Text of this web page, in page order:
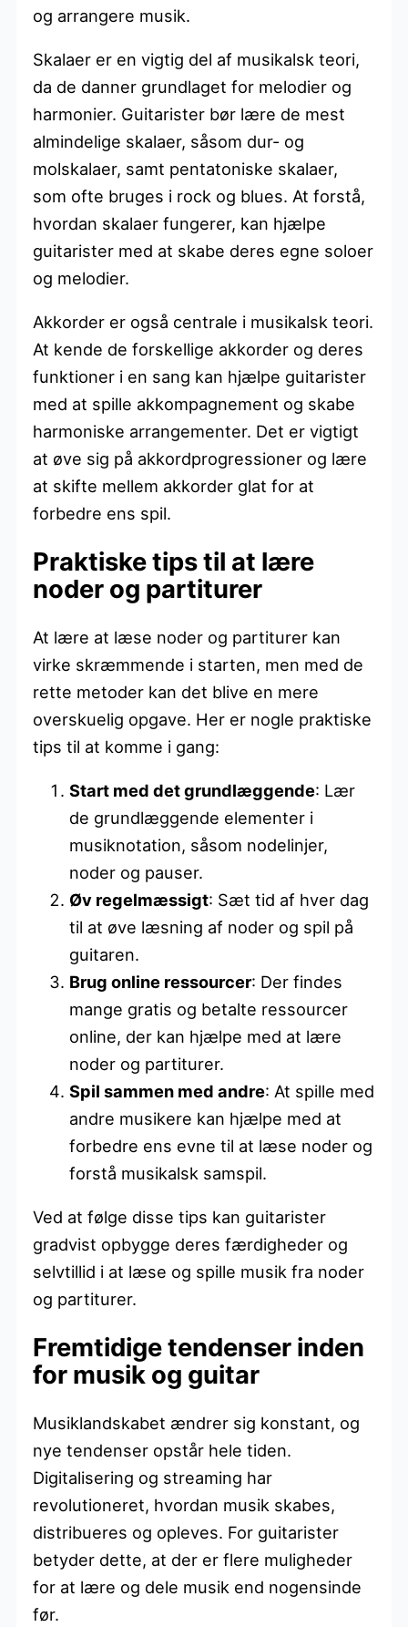
og arrangere musik.
Skalaer er en vigtig del af musikalsk teori,
da de danner grundlaget for melodier og
harmonier. Guitarister bør lære de mest
almindelige skalaer, såsom dur- og
molskalaer, samt pentatoniske skalaer,
som ofte bruges i rock og blues. At forstå,
hvordan skalaer fungerer, kan hjælpe
guitarister med at skabe deres egne soloer
og melodier.
Akkorder er også centrale i musikalsk teori.
At kende de forskellige akkorder og deres
funktioner i en sang kan hjælpe guitarister
med at spille akkompagnement og skabe
harmoniske arrangementer. Det er vigtigt
at øve sig på akkordprogressioner og lære
at skifte mellem akkorder glat for at
forbedre ens spil.
Praktiske tips til at lære
noder og partiturer
At lære at læse noder og partiturer kan
virke skræmmende i starten, men med de
rette metoder kan det blive en mere
overskuelig opgave. Her er nogle praktiske
tips til at komme i gang:
Start med det grundlæggende: Lær
de grundlæggende elementer i
musiknotation, såsom nodelinjer,
noder og pauser.
Øv regelmæssigt: Sæt tid af hver dag
til at øve læsning af noder og spil på
guitaren.
Brug online ressourcer: Der findes
mange gratis og betalte ressourcer
online, der kan hjælpe med at lære
noder og partiturer.
Spil sammen med andre: At spille med
andre musikere kan hjælpe med at
forbedre ens evne til at læse noder og
forstå musikalsk samspil.
Ved at følge disse tips kan guitarister
gradvist opbygge deres færdigheder og
selvtillid i at læse og spille musik fra noder
og partiturer.
Fremtidige tendenser inden
for musik og guitar
Musiklandskabet ændrer sig konstant, og
nye tendenser opstår hele tiden.
Digitalisering og streaming har
revolutioneret, hvordan musik skabes,
distribueres og opleves. For guitarister
betyder dette, at der er flere muligheder
for at lære og dele musik end nogensinde
før.